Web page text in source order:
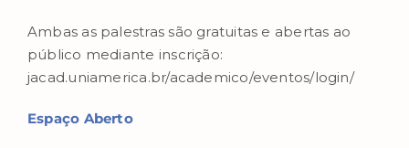
Ambas as palestras são gratuitas e abertas ao
público mediante inscrição:
jacad.uniamerica.br/academico/eventos/login/
Espaço Aberto